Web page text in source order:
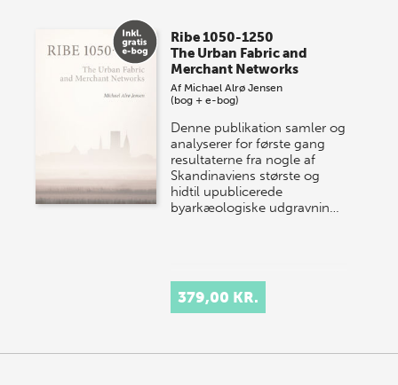
store sommer-lagersalg, så sæt kryds i kalenderen
onsdag den 10. j…
Ribe 1050-1250
The Urban Fabric and
Merchant Networks
Af Michael Alrø Jensen
(bog + e-bog)
Denne publikation samler og
analyserer for første gang
resultaterne fra nogle af
Skandinaviens største og
hidtil upublicerede
byarkæologiske udgravnin…
379,00 KR.